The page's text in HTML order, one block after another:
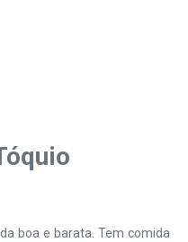
boa e barata. Tem comida